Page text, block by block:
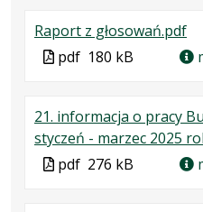
Raport z głosowań.pdf..
kB
.
Plik
pdf 180 kB
21. informacja o pracy
styczeń - marzec 2025
Plik
pdf 276 kB